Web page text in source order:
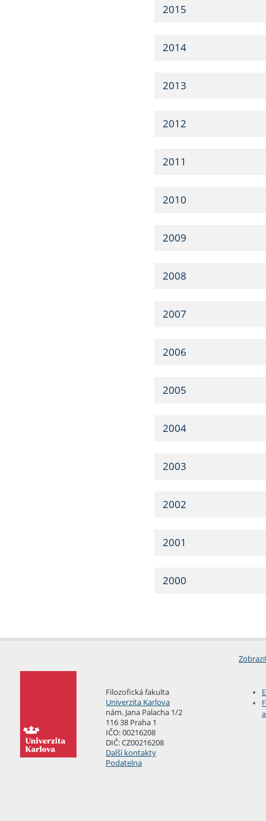
2015
2014
2013
2012
2011
2010
2009
2008
2007
2006
2005
2004
2003
2002
2001
2000
Filozofická fakulta
Univerzita Karlova
nám. Jana Palacha 1/2
116 38 Praha 1
IČO: 00216208
DIČ: CZ00216208
Další kontakty
Podatelna